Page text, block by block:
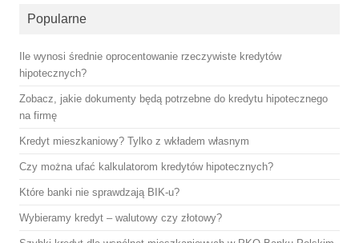
Popularne
Ile wynosi średnie oprocentowanie rzeczywiste kredytów
hipotecznych?
Zobacz, jakie dokumenty będą potrzebne do kredytu hipotecznego
na firmę
Kredyt mieszkaniowy? Tylko z wkładem własnym
Czy można ufać kalkulatorom kredytów hipotecznych?
Które banki nie sprawdzają BIK-u?
Wybieramy kredyt – walutowy czy złotowy?